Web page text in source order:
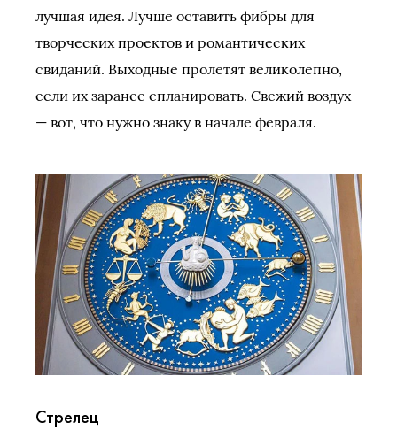
лучшая идея. Лучше оставить фибры для
творческих проектов и романтических
свиданий. Выходные пролетят великолепно,
если их заранее спланировать. Свежий воздух
— вот, что нужно знаку в начале февраля.
Стрелец